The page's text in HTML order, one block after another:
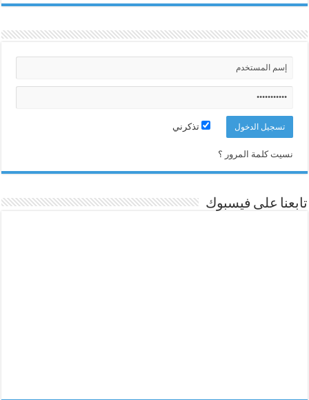
تذكرني
نسيت كلمة المرور ؟
تابعنا على فيسبوك